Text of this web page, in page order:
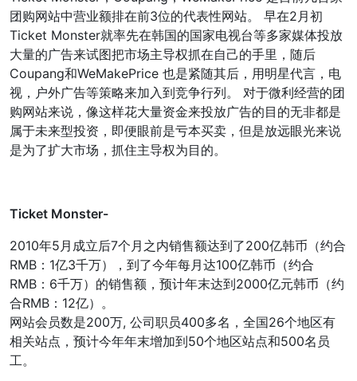
团购网站中营业额排在前3位的代表性网站。 早在2月初
Ticket Monster就率先在韩国的国家电视台等多家媒体投放
大量的广告来试图把市场主导权抓在自己的手里，随后
Coupang和WeMakePrice 也是紧随其后，用明星代言，电
视，户外广告等策略来加入到竞争行列。 对于微利经营的团
购网站来说，像这样花大量资金来投放广告的目的无非都是
属于未来型投资，即便眼前是亏本买卖，但是放远眼光来说
是为了扩大市场，抓住主导权为目的。
Ticket Monster-
2010年5月成立后7个月之内销售额达到了200亿韩币（约合
RMB：1亿3千万），到了今年每月达100亿韩币（约合
RMB：6千万）的销售额，预计年末达到2000亿元韩币（约
合RMB：12亿）。
网站会员数是200万, 公司职员400多名，全国26个地区有
相关站点，预计今年年末增加到50个地区站点和500名员
工。